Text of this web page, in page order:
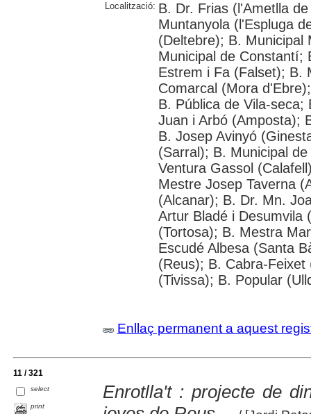
Localització: B. Dr. Frias (l'Ametlla
Muntanyola (l'Espluga
(Deltebre); B. Municipal
Municipal de Constantí;
Estrem i Fa (Falset); B.
Comarcal (Mora
B. Pública de Vila-
Juan i Arbó (Amposta);
B. Josep Avinyó
(Sarral); B. Municipal
Ventura Gassol
Mestre Josep Taverna
(Alcanar); B. Dr. Mn.
Artur Bladé i Desumvila
(Tortosa); B. Mestra
Escudé Albesa (Santa
(Reus); B. Cabra-
(Tivissa); B. Popular
Enllaç permanent a aquest
11 / 321
select
print
Enrotlla't : projecte de